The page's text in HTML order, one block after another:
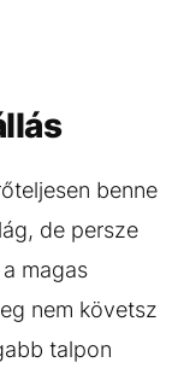
benne
de persze
magas
nem követsz
talpon